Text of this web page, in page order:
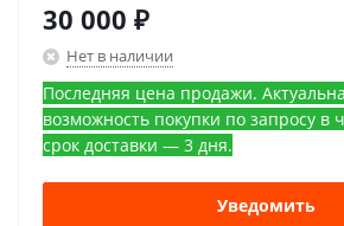
30 000 ₽
Нет в наличии
Последняя цена продажи.
возможность покупки по запросу в
срок доставки — 3 дня.
Уведомить